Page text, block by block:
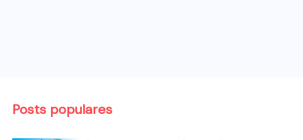
Posts populares